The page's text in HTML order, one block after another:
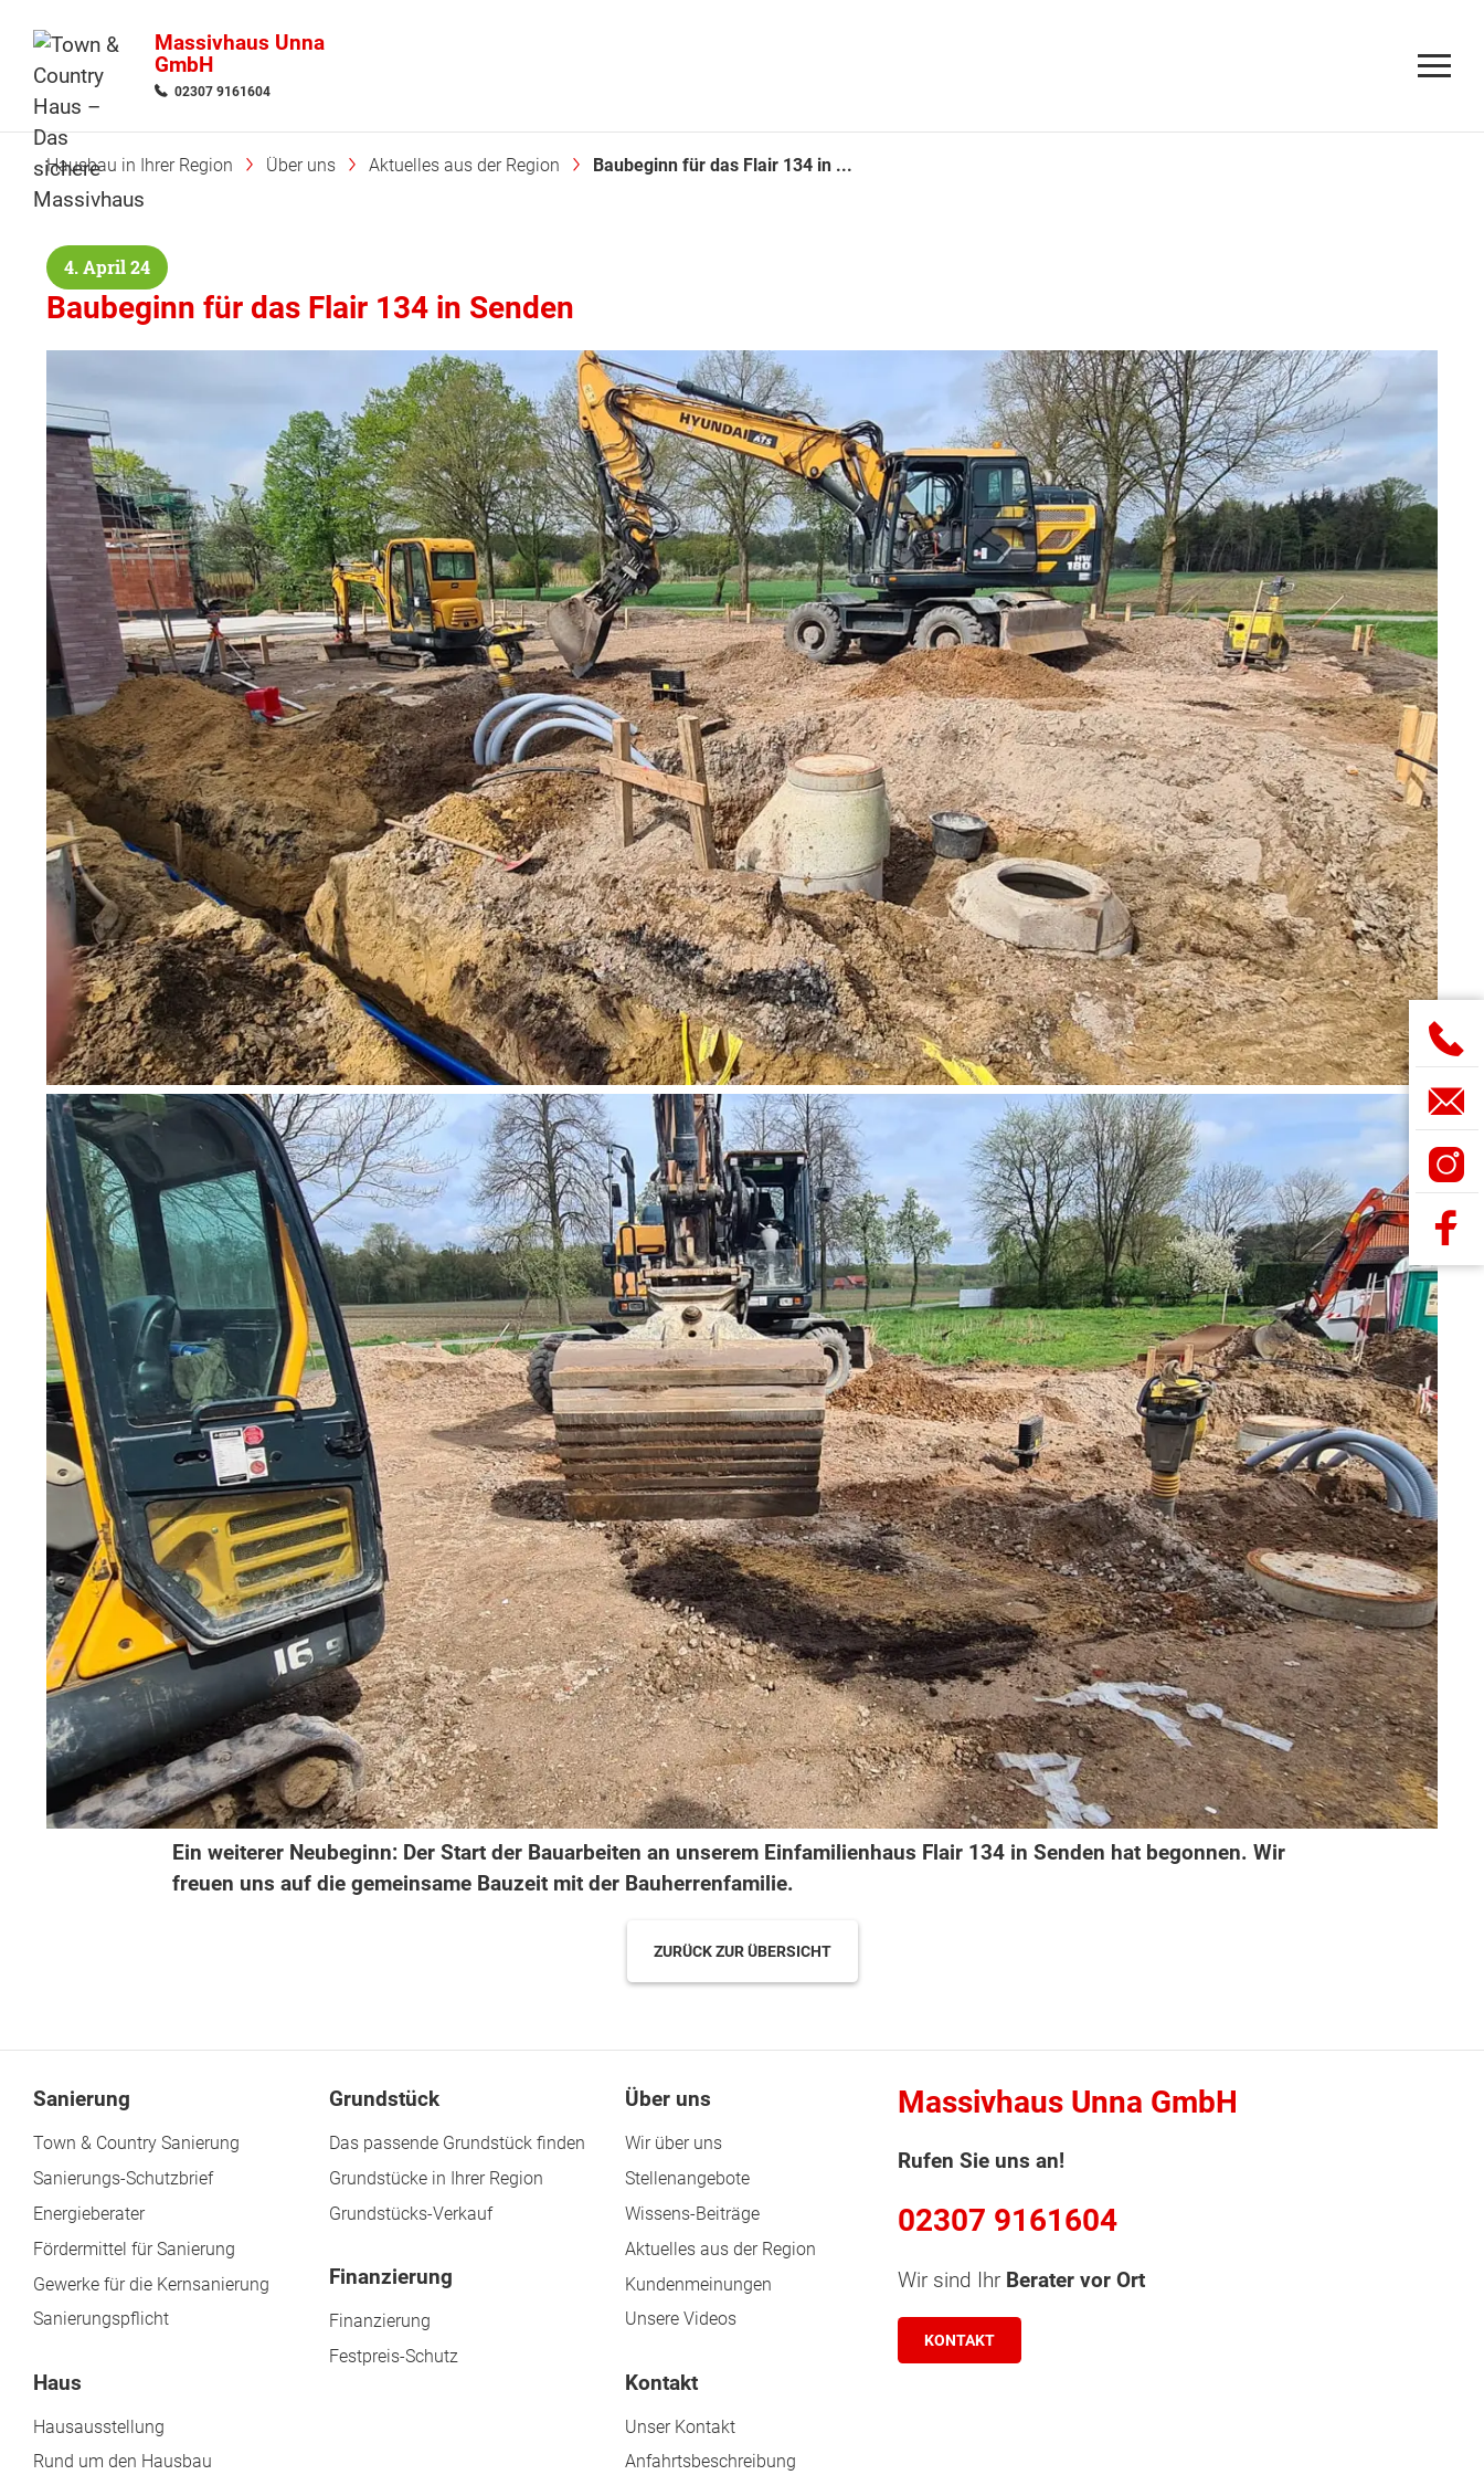
Massivhaus Unna
GmbH
02307 9161604
Hausbau in Ihrer Region Über uns Aktuelles aus der Region Baubeginn für das Flair 134 in ...
4. April 24
Baubeginn für das Flair 134 in Senden
Ein weiterer Neubeginn: Der Start der Bauarbeiten an unserem Einfamilienhaus Flair 134 in Senden hat begonnen. Wir
freuen uns auf die gemeinsame Bauzeit mit der Bauherrenfamilie.
ZURÜCK ZUR ÜBERSICHT
Sanierung
Town & Country Sanierung
Sanierungs-Schutzbrief
Energieberater
Fördermittel für Sanierung
Gewerke für die Kernsanierung
Sanierungspflicht
Haus
Hausausstellung
Rund um den Hausbau
Grundstück
Das passende Grundstück finden
Grundstücke in Ihrer Region
Grundstücks-Verkauf
Finanzierung
Finanzierung
Festpreis-Schutz
Über uns
Wir über uns
Stellenangebote
Wissens-Beiträge
Aktuelles aus der Region
Kundenmeinungen
Unsere Videos
Kontakt
Unser Kontakt
Anfahrtsbeschreibung
Massivhaus Unna GmbH
Rufen Sie uns an!
02307 9161604
Wir sind Ihr Berater vor Ort
KONTAKT
Wonach möchten Sie suchen?